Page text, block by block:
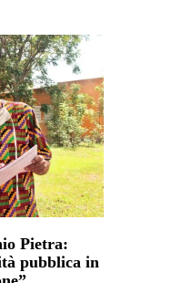
Pietra:
pubblica in